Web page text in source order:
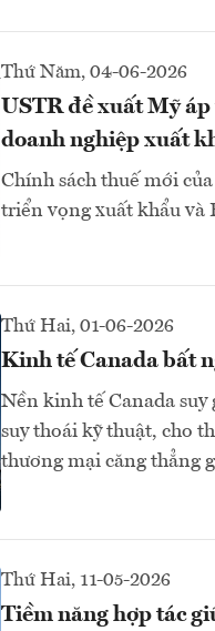
Thứ Năm, 04-06-2026
USTR đề xuất Mỹ
doanh nghiệp xuất
Chính sách thuế mới
triển vọng xuất khẩu và
Thứ Hai, 01-06-2026
Kinh tế Canada bất
Nền kinh tế Canada
suy thoái kỹ thuật, cho
thương mại căng thẳng
Thứ Hai, 11-05-2026
Tiềm năng hợp tác